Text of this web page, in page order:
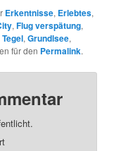
Erkentnisse, Erlebtes,
,Flug verspätung,
,Grundlsee,
für den Permalink.